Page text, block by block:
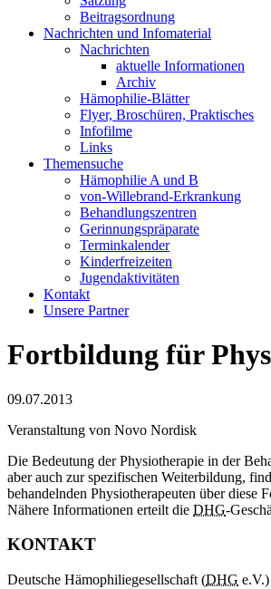
Beitragsordnung
Nachrichten und Infomaterial
Nachrichten
aktuelle Informationen
Archiv
Hämophilie-Blätter
Flyer, Broschüren, Praktisches
Infofilme
Links
Themensuche
Hämophilie A und B
von-Willebrand-Erkrankung
Behandlungszentren
Gerinnungspräparate
Terminkalender
Kinderfreizeiten
Jugendaktivitäten
Kontakt
Unsere Partner
Fortbildung für
09.07.2013
Veranstaltung von Novo Nordisk
Die Bedeutung der Physiotherapie in der
aber auch zur spezifischen Weiterbildung,
behandelnden Physiotherapeuten über diese
Nähere Informationen erteilt die DHG-
KONTAKT
Deutsche Hämophiliegesellschaft (DHG e.V.)